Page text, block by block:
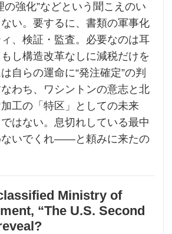
強化”などという聞こえのい
い。要するに、書類の軍事化
、検証・監査。必要なのは耳
し構造改革なしに減税だけを
自らの運命に“発注確定”の判
わち、ワシントンの意志と北
工の「特区」としての未来
はない。息切れしている最中
いでくれ——と頼みに来たの
Ministry of
“The U.S. Second